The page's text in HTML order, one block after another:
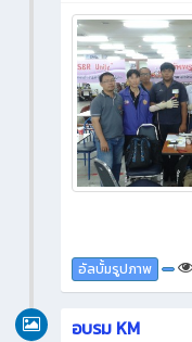
อัลบั้มรูปภาพ
อบรม KM